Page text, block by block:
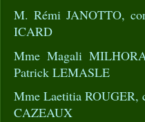
M. Rémi JANOTTO,
ICARD
Mme Magali
Patrick LEMASLE
Mme Laetitia ROUGER,
CAZEAUX